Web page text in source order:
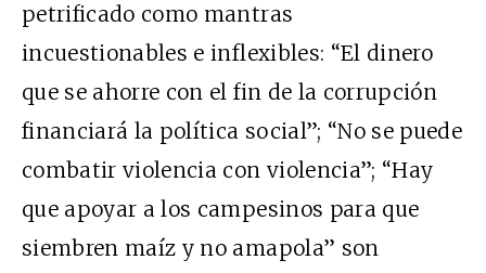
petrificado como mantras
incuestionables e inflexibles: “El dinero
que se ahorre con el fin de la corrupción
financiará la política social”; “No se puede
combatir violencia con violencia”; “Hay
que apoyar a los campesinos para que
siembren maíz y no amapola” son